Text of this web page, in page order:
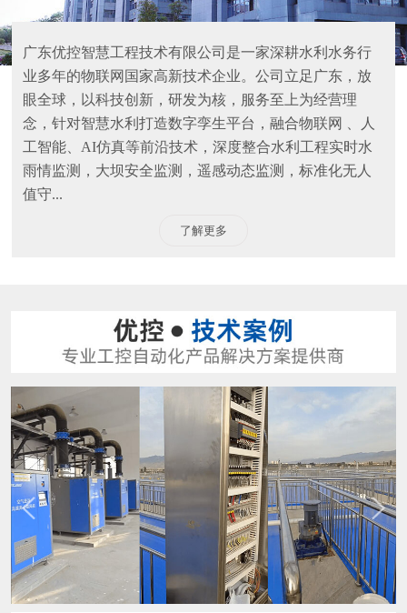
广东优控智慧工程技术有限公司是一家深耕水利水务行
业多年的物联网国家高新技术企业。公司立足广东，放
眼全球，以科技创新，研发为核，服务至上为经营理
念，针对智慧水利打造数字孪生平台，融合物联网 、人
工智能、AI仿真等前沿技术，深度整合水利工程实时水
雨情监测，大坝安全监测，遥感动态监测，标准化无人
值守...
了解更多